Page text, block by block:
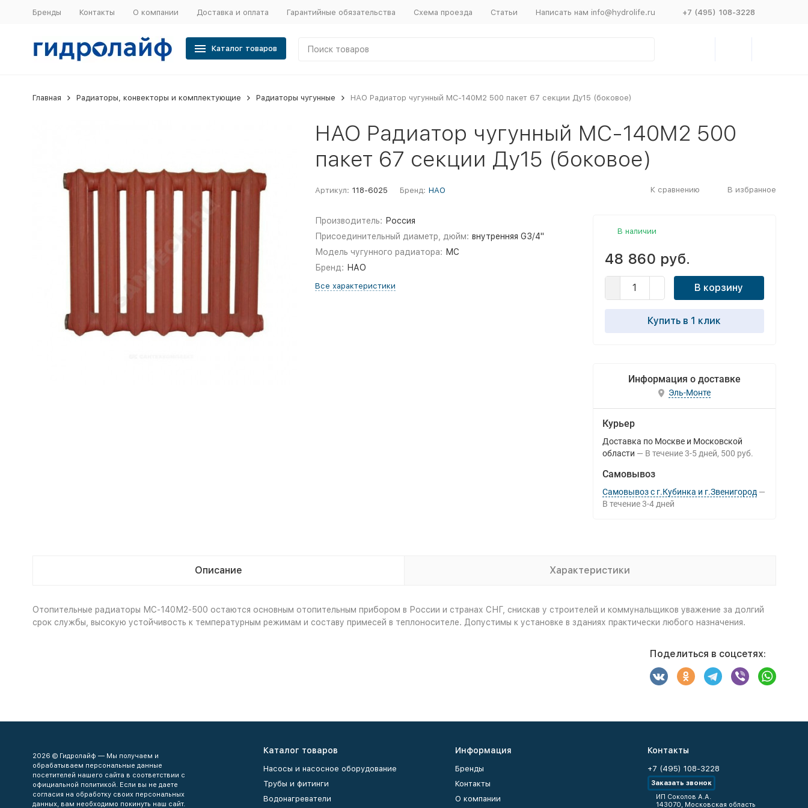
Бренды Контакты О компании Доставка и оплата Гарантийные обязательства Схема проезда Статьи Написать нам info@hydrolife.ru +7 (495) 108-3228
Каталог товаров
Главная Радиаторы, конвекторы и комплектующие Радиаторы чугунные НАО Радиатор чугунный МС-140М2 500 пакет 67 секции Ду15 (боковое)
НАО Радиатор чугунный МС-140М2 500
пакет 67 секции Ду15 (боковое)
Артикул: 118-6025 Бренд: НАО К сравнению В избранное
Производитель: Россия
Присоединительный диаметр, дюйм: внутренняя G3/4"
Модель чугунного радиатора: МС
Бренд: НАО
Все характеристики
В наличии
48 860 руб.
В корзину
Купить в 1 клик
Информация о доставке
Эль-Монте
Курьер
Доставка по Москве и Московской
области
В течение 3-5 дней 500 руб.
Самовывоз
Самовывоз с г.Кубинка и г.Звенигород
В течение 3-4 дней
Описание Характеристики
Отопительные радиаторы МС-140М2-500 остаются основным отопительным прибором в России и странах СНГ, снискав у строителей и коммунальщиков уважение за долгий
срок службы, высокую устойчивость к температурным режимам и составу примесей в теплоносителе. Допустимы к установке в зданиях практически любого назначения.
Поделиться в соцсетях:
2026 © Гидролайф — Мы получаем и
обрабатываем персональные данные
посетителей нашего сайта в соответствии с
официальной политикой. Если вы не даете
согласия на обработку своих персональных
данных, вам необходимо покинуть наш сайт.
Каталог товаров
Насосы и насосное оборудование
Трубы и фитинги
Водонагреватели
Информация
Бренды
Контакты
О компании
Контакты
+7 (495) 108-3228
Заказать звонок
ИП Соколов А.А.
143070, Московская область